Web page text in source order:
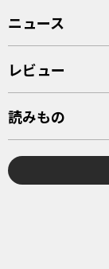
ニュース
レビュー
読みもの